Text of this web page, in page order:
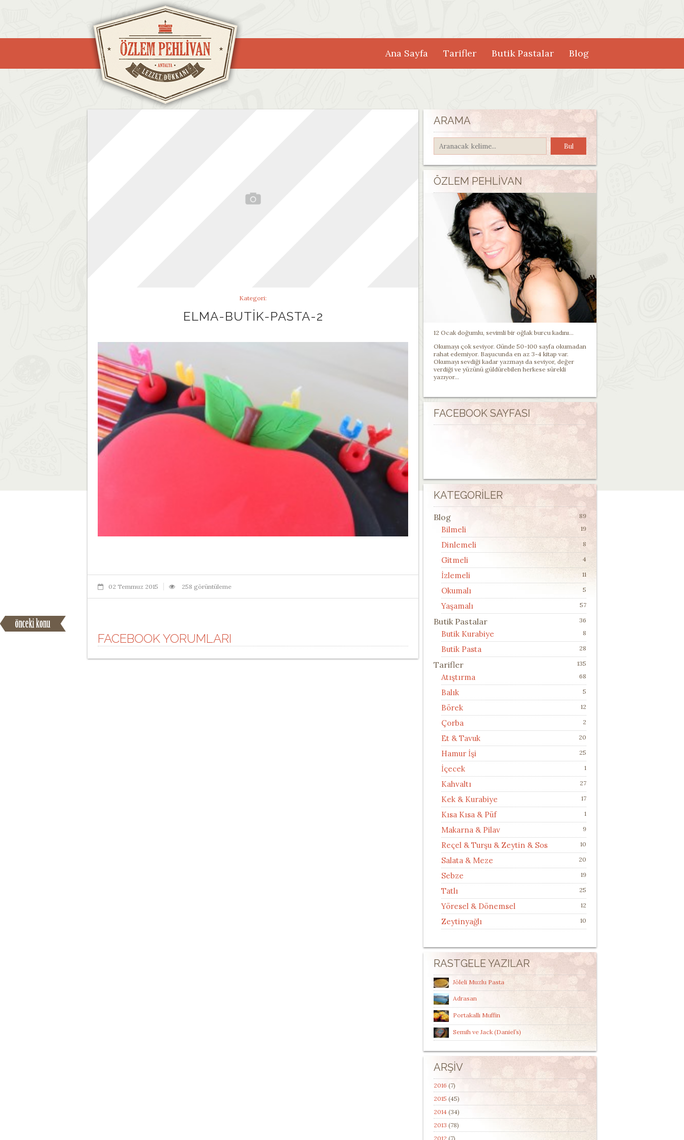
Blog
Butik Pastalar
Tarifler
Ana Sayfa
Kategori:
ELMA-BUTIK-PASTA-2
02 Temmuz 2015 258 görüntüleme
FACEBOOK YORUMLARI
ARAMA
ÖZLEM PEHLIVAN
12 Ocak doğumlu, sevimli bir oğlak burcu kadını...
Okumayı çok seviyor. Günde 50-100 sayfa okumadan
rahat edemiyor. Başucunda en az 3-4 kitap var.
Okumayı sevdiği kadar yazmayı da seviyor, değer
verdiği ve yüzünü güldürebilen herkese sürekli
yazıyor...
FACEBOOK SAYFASI
KATEGORILER
Blog 89
Bilmeli 19
Dinlemeli 8
Gitmeli 4
İzlemeli 11
Okumalı 5
Yaşamalı 57
Butik Pastalar 36
Butik Kurabiye 8
Butik Pasta 28
Tarifler 135
Atıştırma 68
Balık 5
Börek 12
Çorba 2
Et & Tavuk 20
Hamur İşi 25
İçecek 1
Kahvaltı 27
Kek & Kurabiye 17
Kısa Kısa & Püf 1
Makarna & Pilav 9
Reçel & Turşu & Zeytin & Sos 10
Salata & Meze 20
Sebze 19
Tatlı 25
Yöresel & Dönemsel 12
Zeytinyağlı 10
RASTGELE YAZILAR
Jöleli Muzlu Pasta
Adrasan
Portakallı Muffin
Semih ve Jack (Daniel’s)
ARŞIV
2016 (7)
2015 (45)
2014 (34)
2013 (78)
2012 (7)